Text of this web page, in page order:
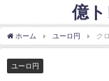
億
ホーム ユーロ円 ク
ユーロ円